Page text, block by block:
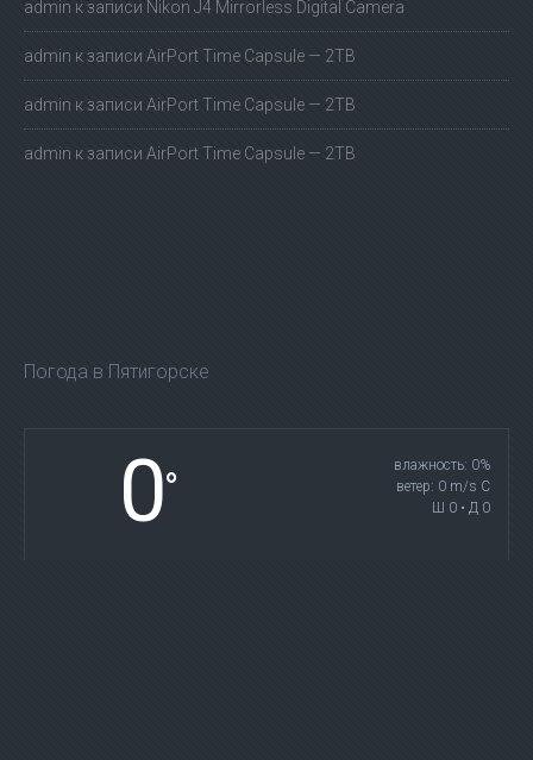
admin к записи Nikon J4 Mirrorless Digital Camera
admin к записи AirPort Time Capsule — 2TB
admin к записи AirPort Time Capsule — 2TB
admin к записи AirPort Time Capsule — 2TB
Погода в Пятигорске
0°
влажность: 0%
ветер: 0 m/s С
Ш 0 • Д 0